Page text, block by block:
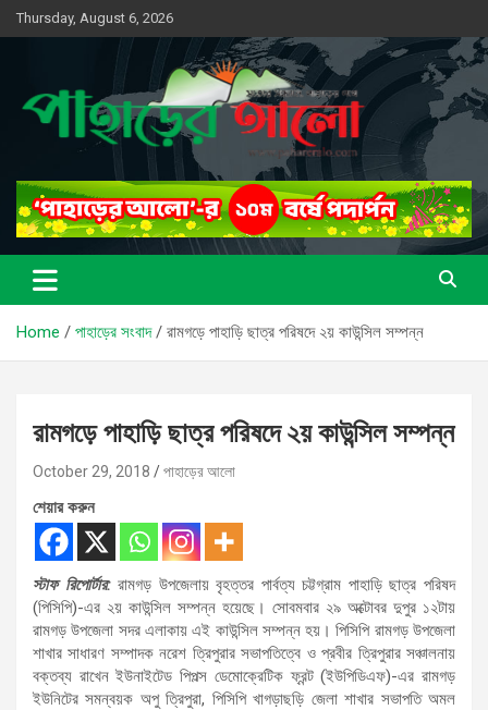
Skip
to
Thursday, August 6, 2026
পাহাড়ের আলো
সত্যের সন্ধানে, পাহাড়ের পথে
Home পাহাড়ের সংবাদ রামগড়ে পাহাড়ি ছাত্র পরিষদে ২য় কাউন্সিল সম্পন্ন
রামগড়ে পাহাড়ি ছাত্র পরিষদে ২য় কাউন্সিল সম্পন্ন
October 29, 2018 পাহাড়ের আলো
শেয়ার করুন
স্টাফ রিপোর্টার: রামগড় উপজেলায় বৃহত্তর পার্বত্য চট্টগ্রাম পাহাড়ি ছাত্র পরিষদ
(পিসিপি)-এর ২য় কাউন্সিল সম্পন্ন হয়েছে। সোবমবার ২৯ অক্টোবর দুপুর ১২টায়
রামগড় উপজেলা সদর এলাকায় এই কাউন্সিল সম্পন্ন হয়। পিসিপি রামগড় উপজেলা
শাখার সাধারণ সম্পাদক নরেশ ত্রিপুরার সভাপতিত্বে ও প্রবীর ত্রিপুরার সঞ্চালনায়
বক্তব্য রাখেন ইউনাইটেড পিপল্স ডেমোক্রেটিক ফ্রন্ট (ইউপিডিএফ)-এর রামগড়
ইউনিটের সমন্বয়ক অপু ত্রিপুরা, পিসিপি খাগড়াছড়ি জেলা শাখার সভাপতি অমল